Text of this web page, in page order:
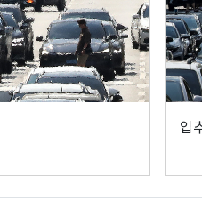
입